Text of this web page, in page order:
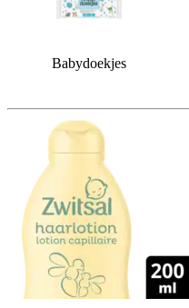
Babydoekjes